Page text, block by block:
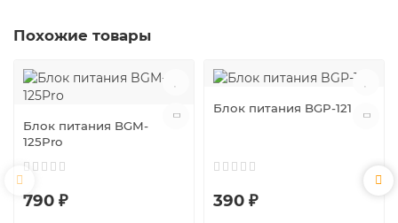
Похожие товары
Блок питания BGM-
125Pro
790 ₽
Блок питания BGP-121
390 ₽